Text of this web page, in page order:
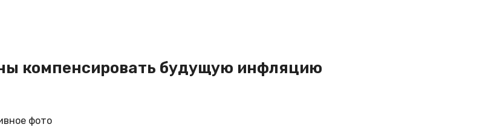
компенсировать будущую инфляцию
фото